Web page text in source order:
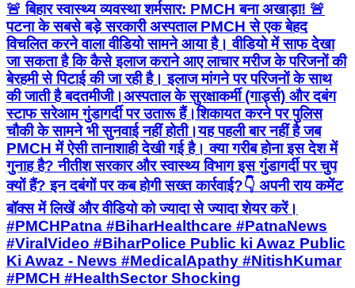
🚨 बिहार स्वास्थ्य व्यवस्था शर्मसार: PMCH बना अखाड़ा! 🚨
पटना के सबसे बड़े सरकारी अस्पताल PMCH से एक बेहद
विचलित करने वाला वीडियो सामने आया है। वीडियो में साफ देखा
जा सकता है कि कैसे इलाज कराने आए लाचार मरीज के परिजनों की
बेरहमी से पिटाई की जा रही है। इलाज मांगने पर परिजनों के साथ
की जाती है बदतमीजी।अस्पताल के सुरक्षाकर्मी (गार्ड्स) और दबंग
स्टाफ सरेआम गुंडागर्दी पर उतारू हैं।शिकायत करने पर पुलिस
चौकी के सामने भी सुनवाई नहीं होती।यह पहली बार नहीं है जब
PMCH में ऐसी तानाशाही देखी गई है। क्या गरीब होना इस देश में
गुनाह है? नीतीश सरकार और स्वास्थ्य विभाग इस गुंडागर्दी पर चुप
क्यों हैं? इन दबंगों पर कब होगी सख्त कार्रवाई?👇 अपनी राय कमेंट
बॉक्स में लिखें और वीडियो को ज्यादा से ज्यादा शेयर करें।
#PMCHPatna #BiharHealthcare #PatnaNews
#ViralVideo #BiharPolice Public ki Awaz Public
Ki Awaz - News #MedicalApathy #NitishKumar
#PMCH #HealthSector Shocking